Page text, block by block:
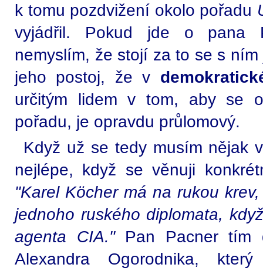
k tomu pozdvižení okolo pořadu
vyjádřil. Pokud jde o pana
nemyslím, že stojí za to se s
jeho postoj, že v
určitým lidem v tom, aby se
pořadu, je opravdu průlomový.
Když už se tedy musím nějak
nejlépe, když se věnuji
"Karel Köcher má na rukou
jednoho ruského diplomata,
agenta CIA." Pan Pacner tím
Alexandra Ogorodnika,